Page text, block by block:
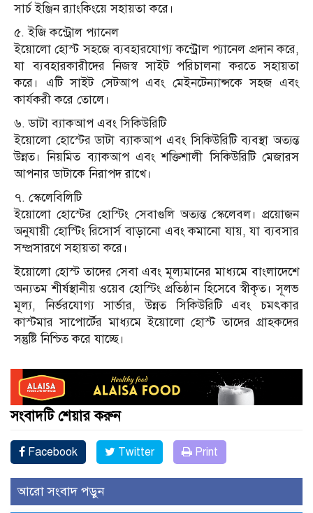
সার্চ ইঞ্জিন র‍্যাংকিংয়ে সহায়তা করে।
৫. ইজি কন্ট্রোল প্যানেল
ইয়োলো হোস্ট সহজে ব্যবহারযোগ্য কন্ট্রোল প্যানেল প্রদান করে,
যা ব্যবহারকারীদের নিজস্ব সাইট পরিচালনা করতে সহায়তা
করে। এটি সাইট সেটআপ এবং মেইনটেন্যান্সকে সহজ এবং
কার্যকরী করে তোলে।
৬. ডাটা ব্যাকআপ এবং সিকিউরিটি
ইয়োলো হোস্টের ডাটা ব্যাকআপ এবং সিকিউরিটি ব্যবস্থা অত্যন্ত
উন্নত। নিয়মিত ব্যাকআপ এবং শক্তিশালী সিকিউরিটি মেজারস
আপনার ডাটাকে নিরাপদ রাখে।
৭. স্কেলেবিলিটি
ইয়োলো হোস্টের হোস্টিং সেবাগুলি অত্যন্ত স্কেলেবল। প্রয়োজন
অনুযায়ী হোস্টিং রিসোর্স বাড়ানো এবং কমানো যায়, যা ব্যবসার
সম্প্রসারণে সহায়তা করে।
ইয়োলো হোস্ট তাদের সেবা এবং মূল্যমানের মাধ্যমে বাংলাদেশে
অন্যতম শীর্ষস্থানীয় ওয়েব হোস্টিং প্রতিষ্ঠান হিসেবে স্বীকৃত। সূলভ
মূল্য, নির্ভরযোগ্য সার্ভার, উন্নত সিকিউরিটি এবং চমৎকার
কাস্টমার সাপোর্টের মাধ্যমে ইয়োলো হোস্ট তাদের গ্রাহকদের
সন্তুষ্টি নিশ্চিত করে যাচ্ছে।
সংবাদটি শেয়ার করুন
Facebook Twitter Print
আরো সংবাদ পড়ুন